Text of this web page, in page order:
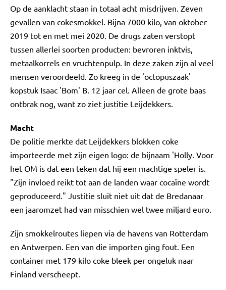
Op de aanklacht staan in totaal acht misdrijven. Zeven
gevallen van cokesmokkel. Bijna 7000 kilo, van oktober
2019 tot en met mei 2020. De drugs zaten verstopt
tussen allerlei soorten producten: bevroren inktvis,
metaalkorrels en vruchtenpulp. In deze zaken zijn al veel
mensen veroordeeld. Zo kreeg in de 'octopuszaak'
kopstuk Isaac 'Bom' B. 12 jaar cel. Alleen de grote baas
ontbrak nog, want zo ziet justitie Leijdekkers.
Macht
De politie merkte dat Leijdekkers blokken coke
importeerde met zijn eigen logo: de bijnaam 'Holly. Voor
het OM is dat een teken dat hij een machtige speler is.
"Zijn invloed reikt tot aan de landen waar cocaïne wordt
geproduceerd." Justitie sluit niet uit dat de Bredanaar
een jaaromzet had van misschien wel twee miljard euro.
Zijn smokkelroutes liepen via de havens van Rotterdam
en Antwerpen. Een van die importen ging fout. Een
container met 179 kilo coke bleek per ongeluk naar
Finland verscheept.